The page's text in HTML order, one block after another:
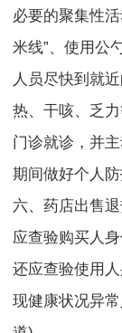
必要的聚集性
米线”、使用公
人员尽快到就
热、干咳、乏
门诊就诊，并
期间做好个人
六、药店出售
应查验购买人
还应查验使用
现健康状况异